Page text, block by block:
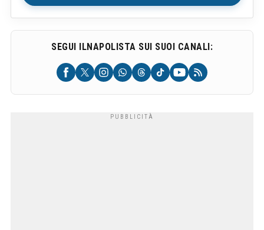
SEGUI ILNAPOLISTA SUI SUOI CANALI: